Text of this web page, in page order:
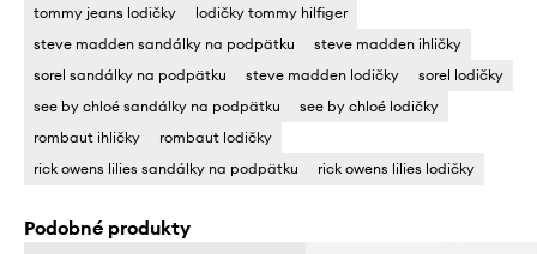
tommy jeans lodičky
lodičky tommy hilfiger
steve madden sandálky na podpätku
steve madden ihličky
sorel sandálky na podpätku
steve madden lodičky
sorel lodičky
see by chloé sandálky na podpätku
see by chloé lodičky
rombaut ihličky
rombaut lodičky
rick owens lilies sandálky na podpätku
rick owens lilies lodičky
Podobné produkty